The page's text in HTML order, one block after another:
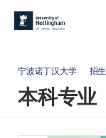
宁波诺丁汉大学 招生
本科专业